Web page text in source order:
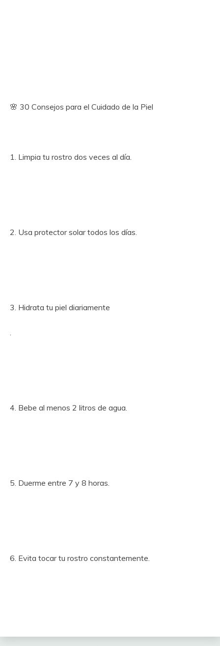
🌸 30 Consejos para el Cuidado de la Piel
1. Limpia tu rostro dos veces al día.
2. Usa protector solar todos los días.
3. Hidrata tu piel diariamente
4. Bebe al menos 2 litros de agua.
5. Duerme entre 7 y 8 horas.
6. Evita tocar tu rostro constantemente.